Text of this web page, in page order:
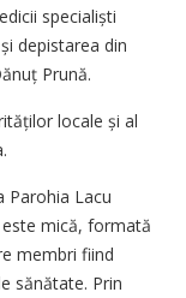
specialiști
depistarea din
Prună.
locale și al
Parohia Lacu
mică, formată
membri fiind
sănătate. Prin